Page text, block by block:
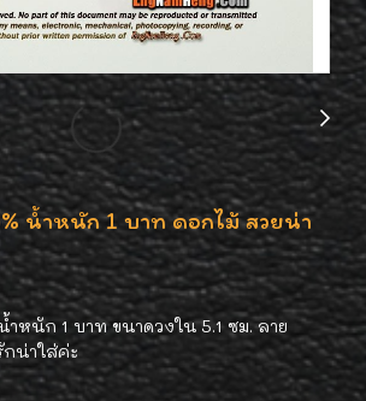
น้ำหนัก 1 บาท ดอกไม้ สวยน่า
ำหนัก 1 บาท ขนาดวงใน 5.1 ซม. ลาย
น่าใส่ค่ะ